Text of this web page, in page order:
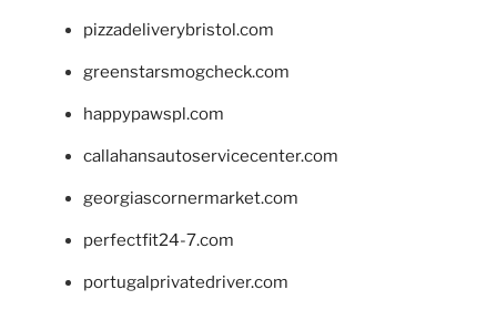
pizzadeliverybristol.com
greenstarsmogcheck.com
happypawspl.com
callahansautoservicecenter.com
georgiascornermarket.com
perfectfit24-7.com
portugalprivatedriver.com